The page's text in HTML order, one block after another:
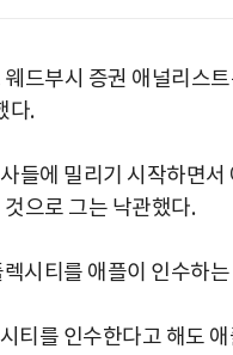
드부시 증권 애널리스
다.
들에 밀리기 시작하면서
으로 그는 낙관했다.
시티를 애플이 인수하
티를 인수한다고 해도